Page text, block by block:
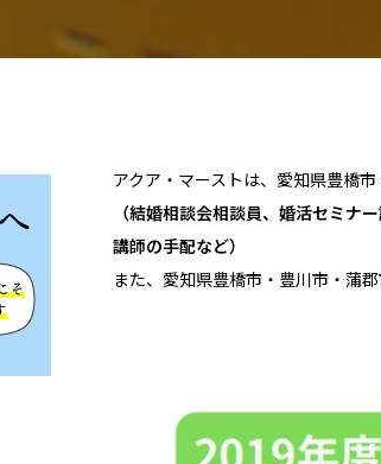
アクア・マーストは、愛知県豊橋
（結婚相談会相談員、婚活セミナ
講師の手配など）
また、愛知県豊橋市・豊川市・蒲